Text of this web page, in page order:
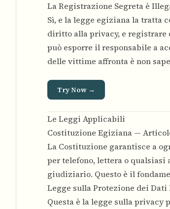
La Registrazione Segreta è
Sì, e la legge egiziana la tratta
diritto alla privacy, e registrare
può esporre il responsabile a
delle vittime affronta è non
Try Now →
Le Leggi Applicabili
Costituzione Egiziana —
La Costituzione garantisce a
per telefono, lettera o qualsiasi
giudiziario. Questo è il
Legge sulla Protezione dei Dati
Questa è la legge sulla